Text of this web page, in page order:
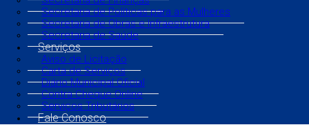
Secretaria de Políticas para as Mulheres
Secretaria de Obras e Infraestrutura
Secretaria de Saúde
Serviços
Aviso de Licitação
Carta de Serviços
Diário Municipal Oficial
Contra Cheque Online
Serviços Tributários
Fale Conosco